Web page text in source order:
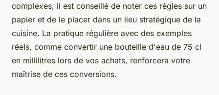
complexes, il est conseillé de noter ces règles sur un
papier et de le placer dans un lieu stratégique de la
cuisine. La pratique régulière avec des exemples
réels, comme convertir une bouteille d'eau de 75 cl
en millilitres lors de vos achats, renforcera votre
maîtrise de ces conversions.